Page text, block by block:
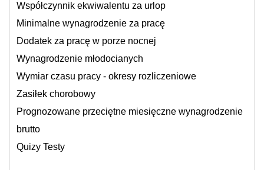
Współczynnik ekwiwalentu za urlop
Minimalne wynagrodzenie za pracę
Dodatek za pracę w porze nocnej
Wynagrodzenie młodocianych
Wymiar czasu pracy - okresy rozliczeniowe
Zasiłek chorobowy
Prognozowane przeciętne miesięczne wynagrodzenie
brutto
Quizy Testy